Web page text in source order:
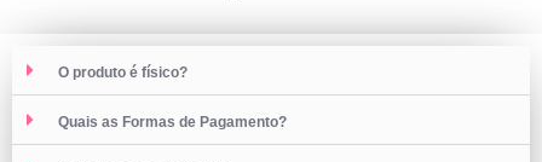
O produto é físico?
Quais as Formas de Pagamento?